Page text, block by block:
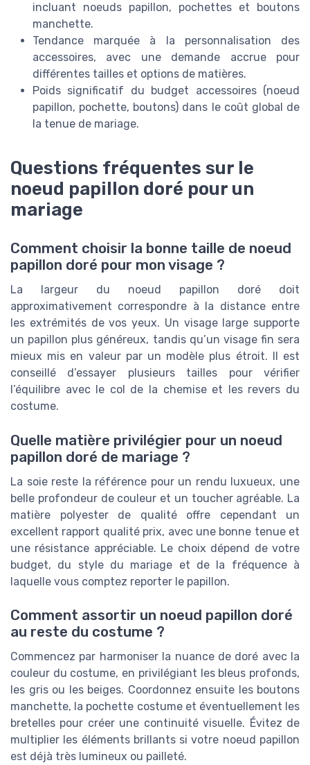
incluant noeuds papillon, pochettes et boutons
manchette.
Tendance marquée à la personnalisation des
accessoires, avec une demande accrue pour
différentes tailles et options de matières.
Poids significatif du budget accessoires (noeud
papillon, pochette, boutons) dans le coût global de
la tenue de mariage.
Questions fréquentes sur le
noeud papillon doré pour un
mariage
Comment choisir la bonne taille de noeud
papillon doré pour mon visage ?
La largeur du noeud papillon doré doit
approximativement correspondre à la distance entre
les extrémités de vos yeux. Un visage large supporte
un papillon plus généreux, tandis qu’un visage fin sera
mieux mis en valeur par un modèle plus étroit. Il est
conseillé d’essayer plusieurs tailles pour vérifier
l’équilibre avec le col de la chemise et les revers du
costume.
Quelle matière privilégier pour un noeud
papillon doré de mariage ?
La soie reste la référence pour un rendu luxueux, une
belle profondeur de couleur et un toucher agréable. La
matière polyester de qualité offre cependant un
excellent rapport qualité prix, avec une bonne tenue et
une résistance appréciable. Le choix dépend de votre
budget, du style du mariage et de la fréquence à
laquelle vous comptez reporter le papillon.
Comment assortir un noeud papillon doré
au reste du costume ?
Commencez par harmoniser la nuance de doré avec la
couleur du costume, en privilégiant les bleus profonds,
les gris ou les beiges. Coordonnez ensuite les boutons
manchette, la pochette costume et éventuellement les
bretelles pour créer une continuité visuelle. Évitez de
multiplier les éléments brillants si votre noeud papillon
est déjà très lumineux ou pailleté.